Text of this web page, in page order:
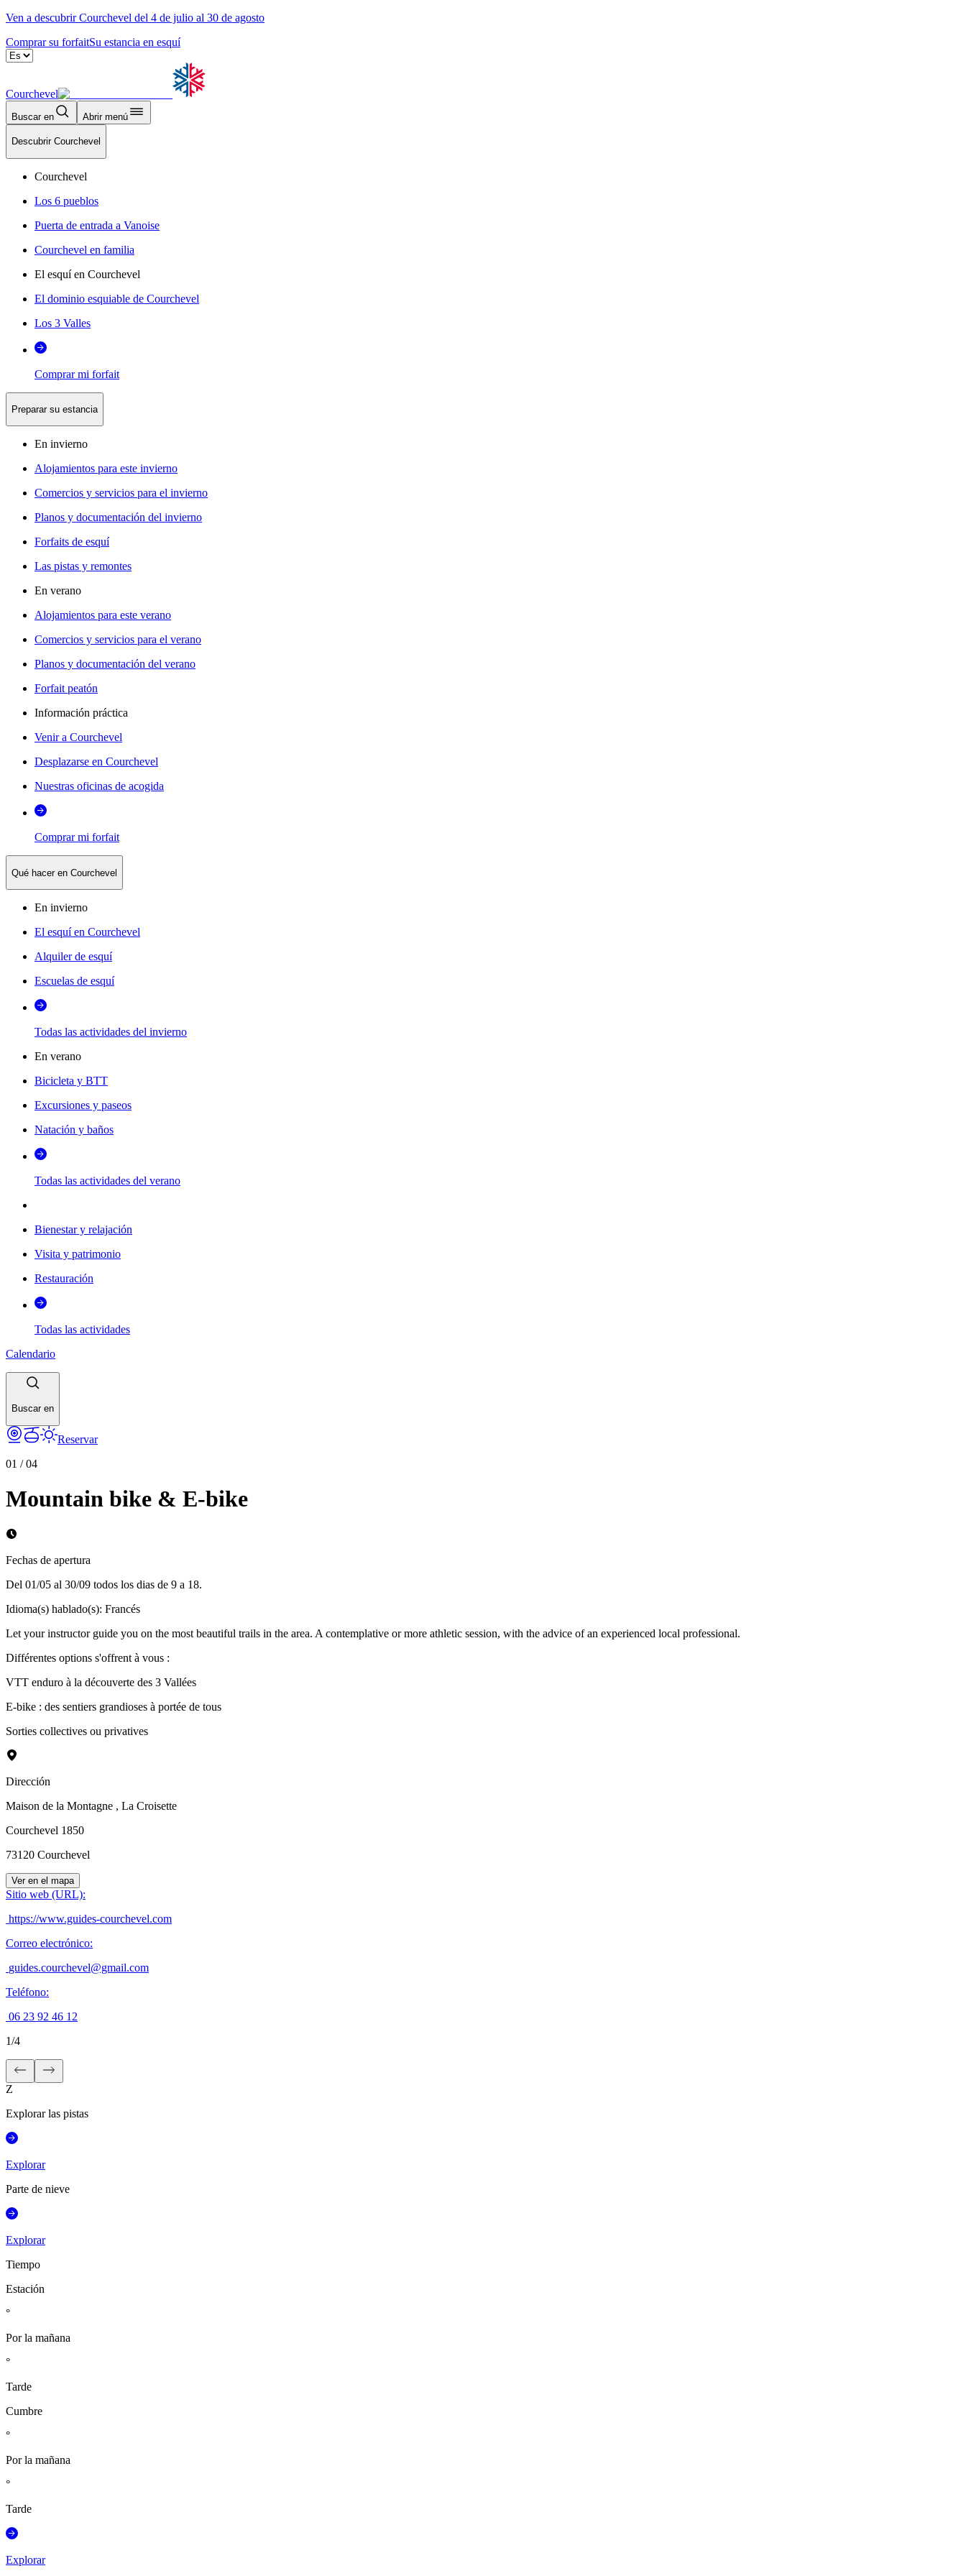
Ven a descubrir Courchevel del 4 de julio al 30 de agosto
Comprar su forfaitSu estancia en esquí
Courchevel
Buscar en Abrir menú
Descubrir Courchevel
Courchevel
Los 6 pueblos
Puerta de entrada a Vanoise
Courchevel en familia
El esquí en Courchevel
El dominio esquiable de Courchevel
Los 3 Valles
Comprar mi forfait
Preparar su estancia
En invierno
Alojamientos para este invierno
Comercios y servicios para el invierno
Planos y documentación del invierno
Forfaits de esquí
Las pistas y remontes
En verano
Alojamientos para este verano
Comercios y servicios para el verano
Planos y documentación del verano
Forfait peatón
Información práctica
Venir a Courchevel
Desplazarse en Courchevel
Nuestras oficinas de acogida
Comprar mi forfait
Qué hacer en Courchevel
En invierno
El esquí en Courchevel
Alquiler de esquí
Escuelas de esquí
Todas las actividades del invierno
En verano
Bicicleta y BTT
Excursiones y paseos
Natación y baños
Todas las actividades del verano
Bienestar y relajación
Visita y patrimonio
Restauración
Todas las actividades
Calendario
Buscar en
Reservar
01 /04
Mountain bike & E-bike
Fechas de apertura
Del 01/05 al 30/09 todos los dias de 9 a 18.
Idioma(s) hablado(s): Francés
Let your instructor guide you on the most beautiful trails in the area. A contemplative or more athletic session, with the advice of an experienced local professional.
Différentes options s'offrent à vous :
VTT enduro à la découverte des 3 Vallées
E-bike : des sentiers grandioses à portée de tous
Sorties collectives ou privatives
Dirección
Maison de la Montagne , La Croisette
Courchevel 1850
73120 Courchevel
Ver en el mapa
Sitio web (URL):
https://www.guides-courchevel.com
Correo electrónico:
guides.courchevel@gmail.com
Teléfono:
06 23 92 46 12
1/4
Z
Explorar las pistas
Explorar
Parte de nieve
Explorar
Tiempo
Estación
°
Por la mañana
°
Tarde
Cumbre
°
Por la mañana
°
Tarde
Explorar